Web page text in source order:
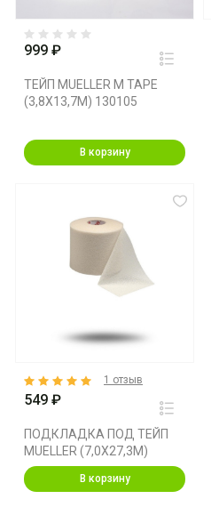
999 ₽
ТЕЙП MUELLER M TAPE
(3,8X13,7M) 130105
В корзину
549 ₽
ПОДКЛАДКА ПОД ТЕЙП
MUELLER (7,0X27,3M)
1 отзыв
В корзину